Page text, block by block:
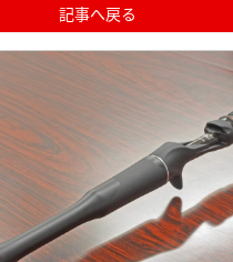
記事へ戻る